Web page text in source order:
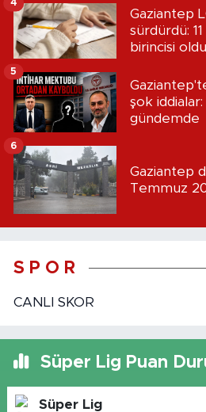
Gaziantep
sürdürdü:
birincisi oldu
4
şok iddialar:
gündemde
5
Gaziantep
Temmuz
6
S P O R
CANLI SKOR
Süper Lig Puan
Süper Lig